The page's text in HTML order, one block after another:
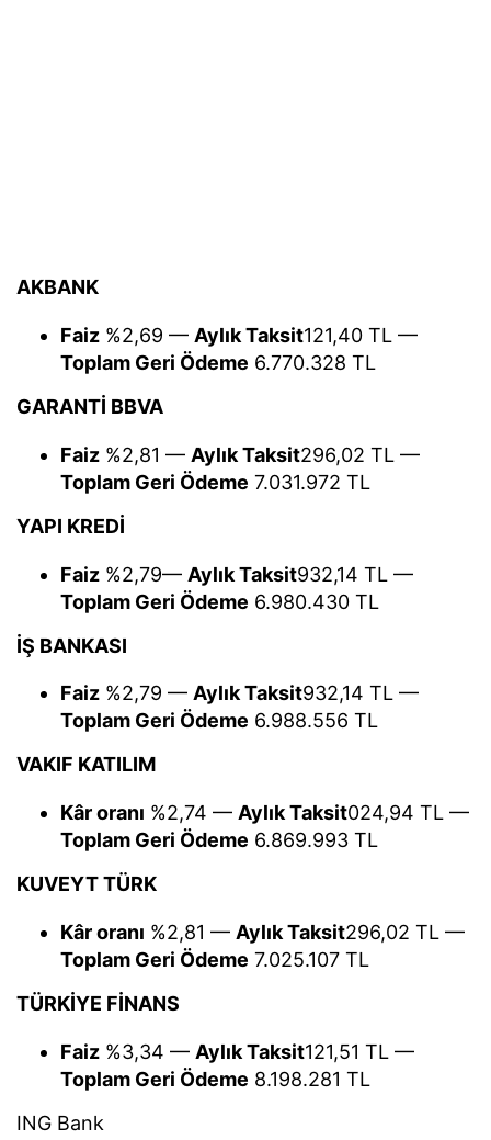
AKBANK
Faiz %2,69 — Aylık Taksit121,40 TL —
Toplam Geri Ödeme 6.770.328 TL
GARANTİ BBVA
Faiz %2,81 — Aylık Taksit296,02 TL —
Toplam Geri Ödeme 7.031.972 TL
YAPI KREDİ
Faiz %2,79— Aylık Taksit932,14 TL —
Toplam Geri Ödeme 6.980.430 TL
İŞ BANKASI
Faiz %2,79 — Aylık Taksit932,14 TL —
Toplam Geri Ödeme 6.988.556 TL
VAKIF KATILIM
Kâr oranı %2,74 — Aylık Taksit024,94 TL —
Toplam Geri Ödeme 6.869.993 TL
KUVEYT TÜRK
Kâr oranı %2,81 — Aylık Taksit296,02 TL —
Toplam Geri Ödeme 7.025.107 TL
TÜRKİYE FİNANS
Faiz %3,34 — Aylık Taksit121,51 TL —
Toplam Geri Ödeme 8.198.281 TL
ING Bank